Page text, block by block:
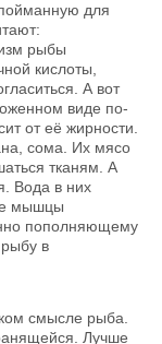
для
рыбы
кислоты,
А вот
виде по-
от её жирности.
сома. Их мясо
тканям. А
Вода в них
мышцы
пополняющему
в
смысле рыба.
Лучше